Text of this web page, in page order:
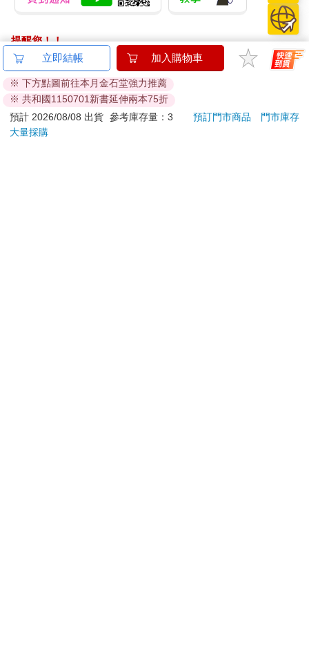
提醒您！！
金石堂及銀行均不會請您操作ATM! 如接獲電話要求您前往
ATM提款機，請不要聽從指示，以免受騙上當！
退換貨須知：
**提醒您，鑑賞期不等於試用期，退回商品須為全新狀態**
依據「消費者保護法」第19條及行政院消費者保護處公告之
立即結帳 加入購物車
※ 下方點圖前往本月金石堂強力推薦
※ 共和國1150701新書延伸兩本75折
預計 2026/08/08 出貨 參考庫存量：3 預訂門市商品
門市庫存
大量採購